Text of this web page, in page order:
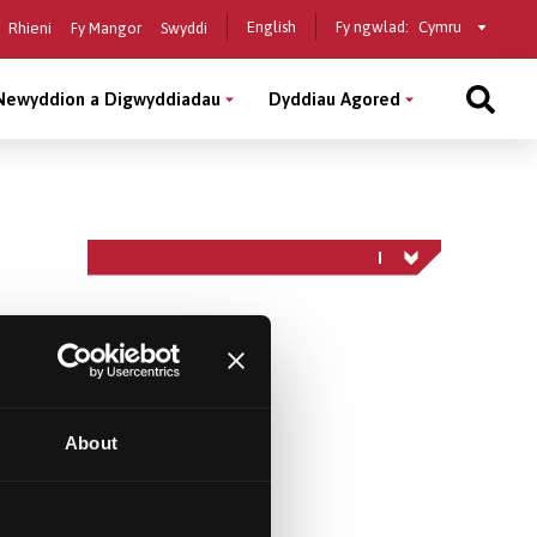
About
Rhieni Fy Mangor Swyddi English Fy ngwlad: Select
country
a Digwyddiadau Dyddiau Agored